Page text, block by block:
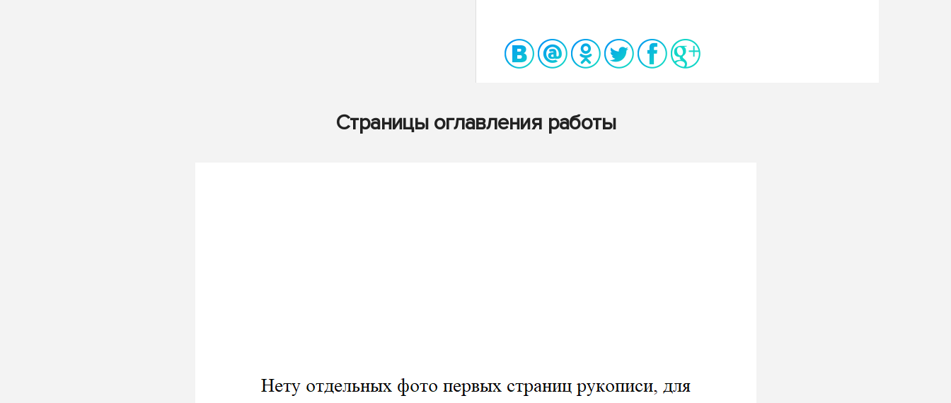
Страницы оглавления работы